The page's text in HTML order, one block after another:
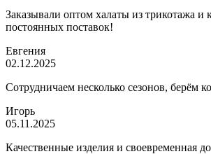
Заказывали оптом халаты из трикотажа
постоянных поставок!
Евгения
02.12.2025
Сотрудничаем несколько сезонов, берём
Игорь
05.11.2025
Качественные изделия и своевременная